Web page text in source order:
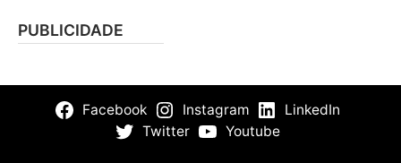
PUBLICIDADE
Facebook Instagram
LinkedIn
Twitter
Youtube